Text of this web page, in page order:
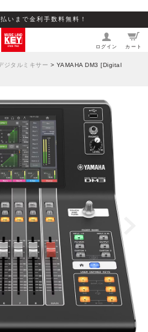
いまで金利手数料無料！
ログイン カート
ジタルミキサー > YAMAHA DM3 [Digital